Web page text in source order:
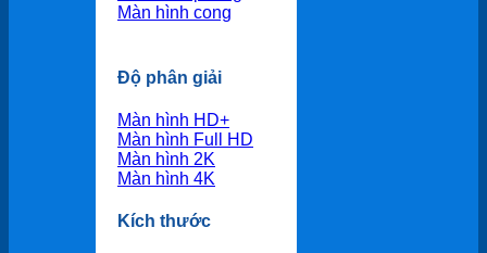
Màn hình cong
Độ phân giải
Màn hình HD+
Màn hình Full HD
Màn hình 2K
Màn hình 4K
Kích thước